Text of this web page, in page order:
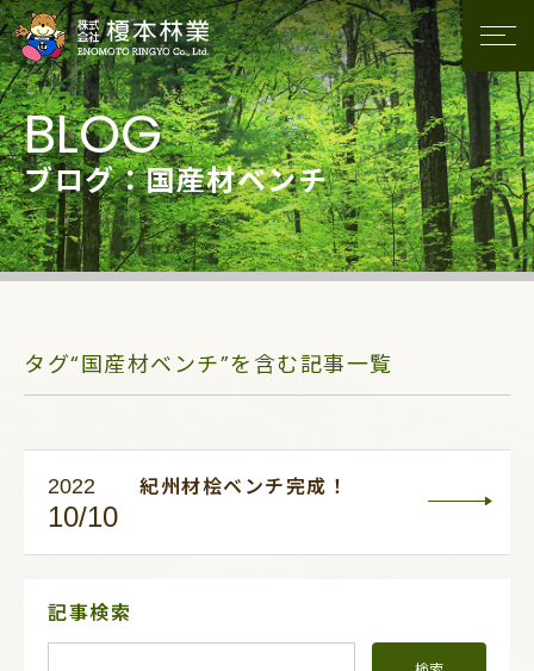
ブログ：国産材ベンチ
タグ“国産材ベンチ”を含む記事一覧
2022
10/10
紀州材桧ベンチ完成！
サ
記事検索